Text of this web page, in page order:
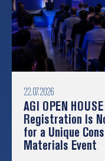
22.07.2026
AGI OPEN
Registration Is
for a Unique
Materials Event